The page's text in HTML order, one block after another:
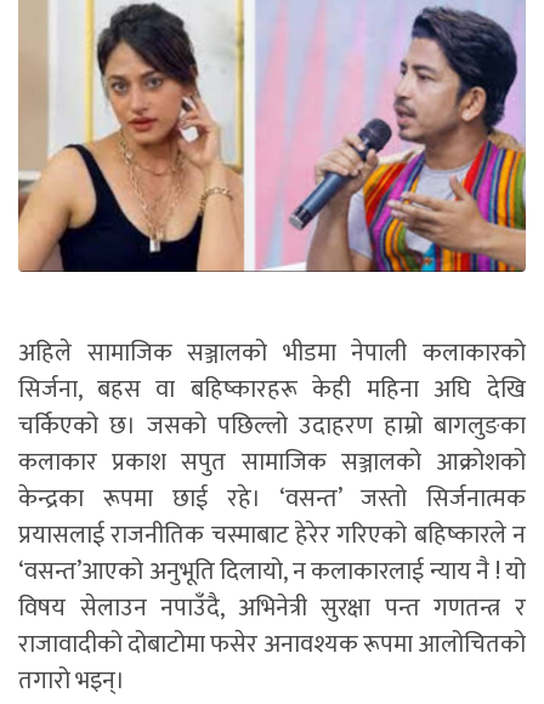
अहिले सामाजिक सञ्जालको भीडमा नेपाली कलाकारको
सिर्जना, बहस वा बहिष्कारहरू केही महिना अघि देखि
चर्किएको छ। जसको पछिल्लो उदाहरण हाम्रो बागलुङका
कलाकार प्रकाश सपुत सामाजिक सञ्जालको आक्रोशको
केन्द्रका रूपमा छाई रहे। ‘वसन्त’ जस्तो सिर्जनात्मक
प्रयासलाई राजनीतिक चस्माबाट हेरेर गरिएको बहिष्कारले न
‘वसन्त’आएको अनुभूति दिलायो, न कलाकारलाई न्याय नै ! यो
विषय सेलाउन नपाउँदै, अभिनेत्री सुरक्षा पन्त गणतन्त्र र
राजावादीको दोबाटोमा फसेर अनावश्यक रूपमा आलोचितको
तगारो भइन्।